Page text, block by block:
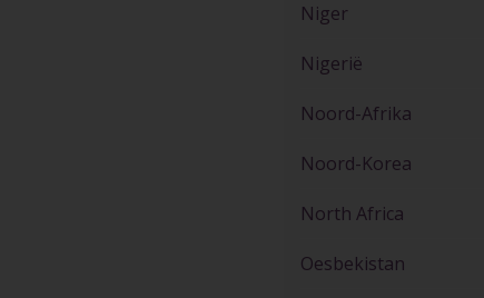
Niger
Nigerië
Noord-Afrika
Noord-Korea
North Africa
Oesbekistan